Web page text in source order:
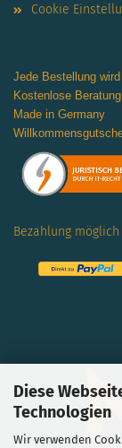
Diese
Technologien
Wir verwenden
Cookie
Jede Bestellung
Kostenlose Beratung
Made in Germany
Bezahlung